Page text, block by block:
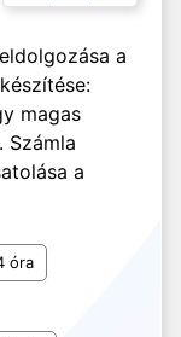
a
magas
Számla
a
óra